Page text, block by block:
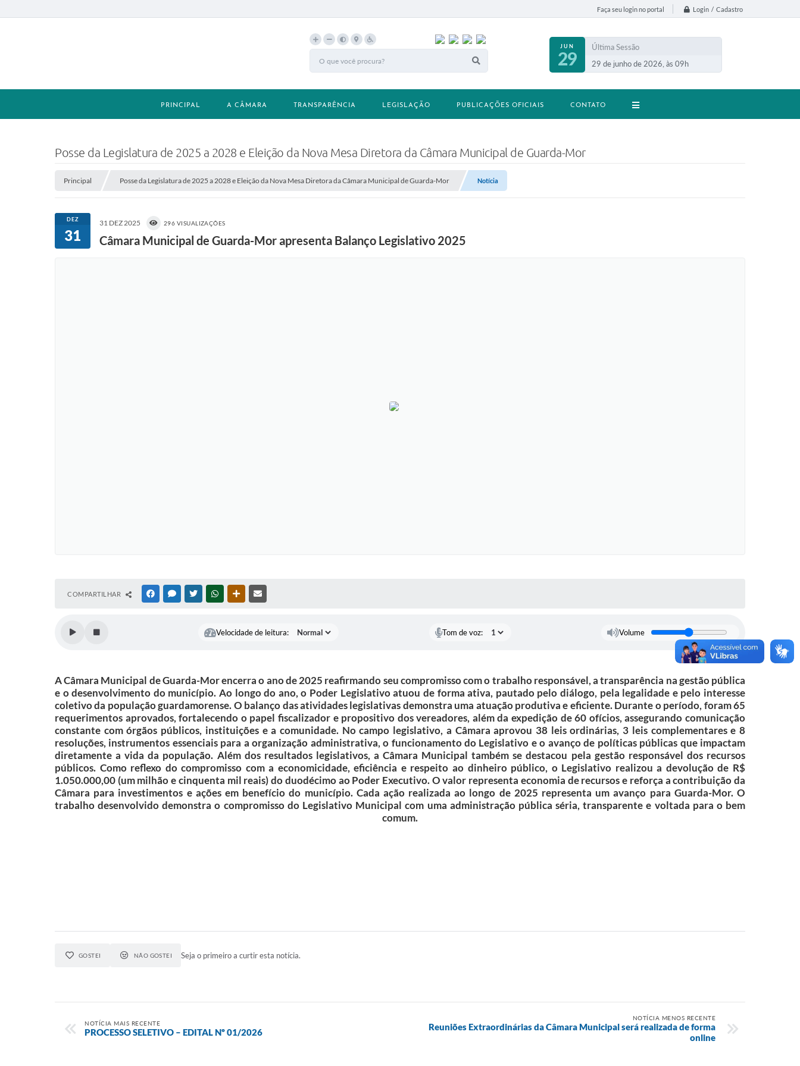
Faça seu login no portal Login / Cadastro
JUN
29
Última Sessão
29 de junho de 2026, às 09h
PRINCIPAL A CÂMARA TRANSPARÊNCIA LEGISLAÇÃO PUBLICAÇÕES OFICIAIS CONTATO
Posse da Legislatura de 2025 a 2028 e Eleição da Nova Mesa Diretora da Câmara Municipal de Guarda-Mor
Principal Posse da Legislatura de 2025 a 2028 e Eleição da Nova Mesa Diretora da Câmara Municipal de Guarda-Mor Notícia
DEZ
31
31 DEZ 2025 296 VISUALIZAÇÕES
Câmara Municipal de Guarda-Mor apresenta Balanço Legislativo 2025
COMPARTILHAR FACEBOOKMESSENGER
TWITTERWHATSAPPOUTRAS MÍDIAS
Velocidade de leitura: Tom de voz: Volume
A Câmara Municipal de Guarda-Mor encerra o ano de 2025 reafirmando seu compromisso com o trabalho responsável, a transparência na gestão pública
e o desenvolvimento do município. Ao longo do ano, o Poder Legislativo atuou de forma ativa, pautado pelo diálogo, pela legalidade e pelo interesse
coletivo da população guardamorense. O balanço das atividades legislativas demonstra uma atuação produtiva e eficiente. Durante o período, foram 65
requerimentos aprovados, fortalecendo o papel fiscalizador e propositivo dos vereadores, além da expedição de 60 ofícios, assegurando comunicação
constante com órgãos públicos, instituições e a comunidade. No campo legislativo, a Câmara aprovou 38 leis ordinárias, 3 leis complementares e 8
resoluções, instrumentos essenciais para a organização administrativa, o funcionamento do Legislativo e o avanço de políticas públicas que impactam
diretamente a vida da população. Além dos resultados legislativos, a Câmara Municipal também se destacou pela gestão responsável dos recursos
públicos. Como reflexo do compromisso com a economicidade, eficiência e respeito ao dinheiro público, o Legislativo realizou a devolução de R$
1.050.000,00 (um milhão e cinquenta mil reais) do duodécimo ao Poder Executivo. O valor representa economia de recursos e reforça a contribuição da
Câmara para investimentos e ações em benefício do município. Cada ação realizada ao longo de 2025 representa um avanço para Guarda-Mor. O
trabalho desenvolvido demonstra o compromisso do Legislativo Municipal com uma administração pública séria, transparente e voltada para o bem
comum.
GOSTEI NÃO GOSTEI Seja o primeiro a curtir esta notícia.
NOTÍCIA MAIS RECENTE
PROCESSO SELETIVO – EDITAL Nº 01/2026
NOTÍCIA MENOS RECENTE
Reuniões Extraordinárias da Câmara Municipal será realizada de forma
online